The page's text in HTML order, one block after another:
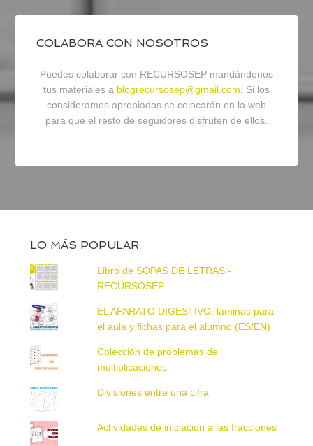
COLABORA CON NOSOTROS
Puedes colaborar con RECURSOSEP mandándonos
tus materiales a blogrecursosep@gmail.com. Si los
consideramos apropiados se colocarán en la web
para que el resto de seguidores disfruten de ellos.
LO MÁS POPULAR
Libro de SOPAS DE LETRAS -
RECURSOSEP
EL APARATO DIGESTIVO: láminas para
el aula y fichas para el alumno (ES/EN)
Colección de problemas de
multiplicaciones
Divisiones entre una cifra
Actividades de iniciación a las fracciones